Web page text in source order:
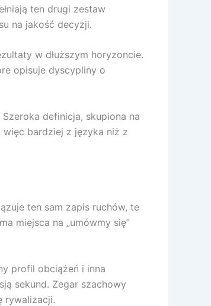
ten drugi zestaw
na jakość decyzji.
w dłuższym horyzoncie.
opisuje dyscypliny o
definicja, skupiona na
więc bardziej z języka niż z
ten sam zapis ruchów, te
miejsca na „umówmy się”
profil obciążeń i inna
sekund. Zegar szachowy
rywalizacji.